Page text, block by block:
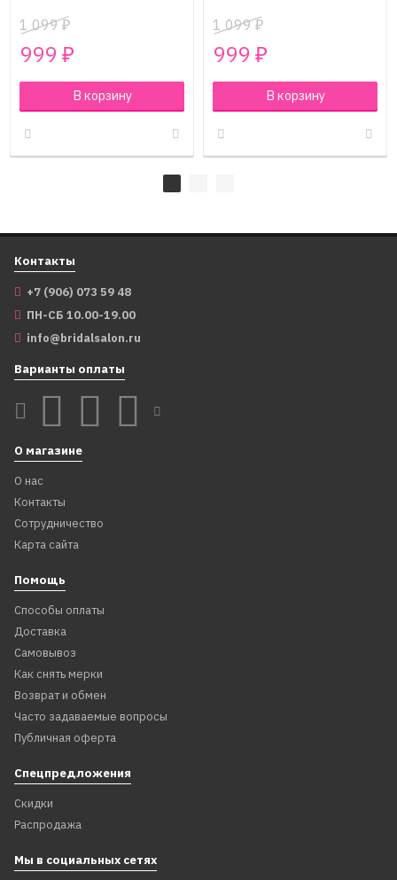
1 099₽
999 ₽
В корзину
1 099₽
999 ₽
В корзину
Контакты
+7 (906) 073 59 48
ПН-СБ 10.00-19.00
info@bridalsalon.ru
Варианты оплаты
О магазине
О нас
Контакты
Сотрудничество
Карта сайта
Помощь
Способы оплаты
Доставка
Самовывоз
Как снять мерки
Возврат и обмен
Часто задаваемые вопросы
Публичная оферта
Спецпредложения
Скидки
Распродажа
Мы в социальных сетях